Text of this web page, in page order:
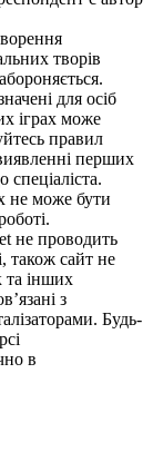
творів
для осіб
іграх може
правил
перших
спеціаліста.
не може бути
не проводить
також сайт не
та інших
з
Будь-
в